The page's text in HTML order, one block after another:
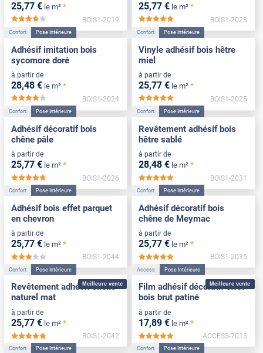
25,77 € le m² *
*****
BOIS1-2019
25,77 € le m² *
BOIS1-2023
Confort Pose Intérieure
Adhésif imitation bois
sycomore doré
à partir de
28,48 € le m² *
*****
BOIS1-2024
Confort Pose Intérieure
Vinyle adhésif bois hêtre
miel
à partir de
25,77 € le m² *
BOIS1-2025
Confort Pose Intérieure
Adhésif décoratif bois
chêne pâle
à partir de
25,77 € le m² *
*****
BOIS1-2026
Confort Pose Intérieure
Revêtement adhésif bois
hêtre sablé
à partir de
28,48 € le m² *
BOIS1-2031
Confort Pose Intérieure
Adhésif bois effet parquet
en chevron
à partir de
25,77 € le m² *
*****
BOIS1-2044
Confort Pose Intérieure
Adhésif décoratif bois
chêne de Meymac
à partir de
25,77 € le m² *
BOIS1-2035
Meilleure vente
Confort Pose Intérieure
Revêtement adhésif chêne
naturel mat
à partir de
25,77 € le m² *
*****
BOIS1-2042
Meilleure vente
Access Pose Intérieure
Film adhésif décoratif effet
bois brut patiné
à partir de
17,89 € le m² *
ACCESS-7013
Confort Pose Intérieure Confort Pose Intérieure